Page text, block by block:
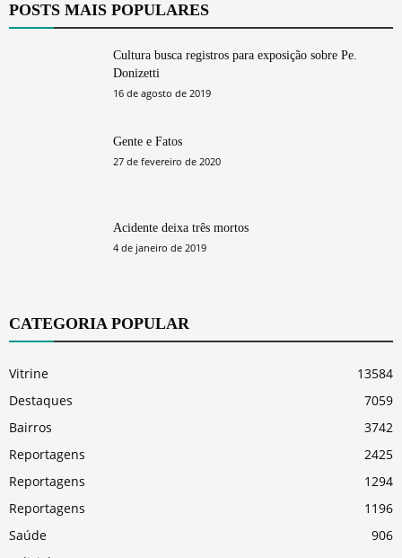
POSTS MAIS POPULARES
Cultura busca registros para exposição sobre Pe.
Donizetti
16 de agosto de 2019
Gente e Fatos
27 de fevereiro de 2020
Acidente deixa três mortos
4 de janeiro de 2019
CATEGORIA POPULAR
Vitrine
13584
Destaques
7059
Bairros
3742
Reportagens
2425
Reportagens
1294
Reportagens
1196
Saúde
906